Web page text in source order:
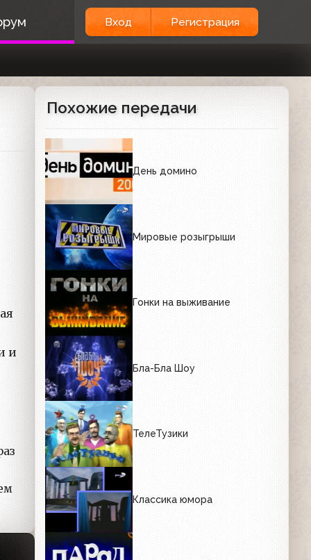
Вход Регистрация
и
Похожие передачи
День домино
Мировые розыгрыши
Гонки на выживание
Бла-Бла Шоу
ТелеТузики
Классика юмора